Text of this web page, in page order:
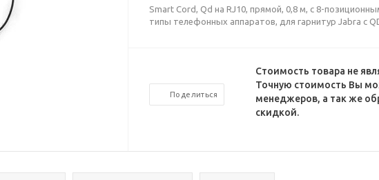
Smart Cord, Qd на RJ10, прямой, 0,8 м, с 8-
типы телефонных аппаратов, для гарнитур Jabra с
Поделиться
Стоимость товара не
Точную стоимость Вы
менеджеров, а так же
скидкой.